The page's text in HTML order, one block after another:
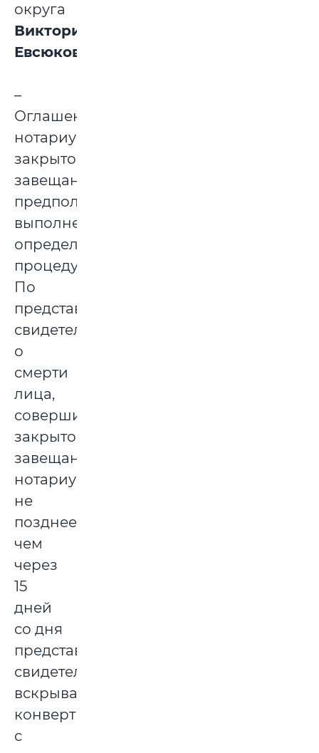
округа
Виктория
Евсюкова
–
Оглашение
нотариусом
закрытого
завещания
предполагает
выполнение
определённой
процедуры.
По
представлении
свидетельства
о
смерти
лица,
совершившего
закрытое
завещание,
нотариус
не
позднее
чем
через
15
дней
со дня
представления
свидетельства
вскрывает
конверт
с